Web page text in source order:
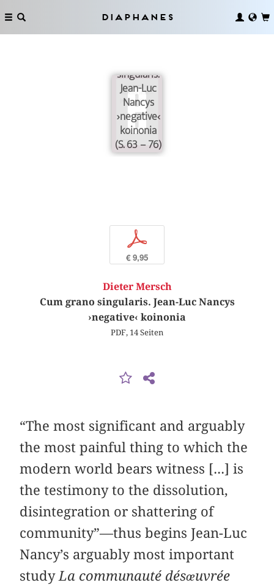
Diaphanes
singularis.
Jean-Luc
Nancys
›negative‹
koinonia
(S. 63 – 76)
p
€ 9,95
Dieter Mersch
Cum grano singularis. Jean-Luc Nancys
›negative‹ koinonia
PDF, 14 Seiten
“The most significant and arguably
the most painful thing to which the
modern world bears witness [...] is
the testimony to the dissolution,
disintegration or shattering of
community”—thus begins Jean-Luc
Nancy’s arguably most important
study La communauté désœuvrée